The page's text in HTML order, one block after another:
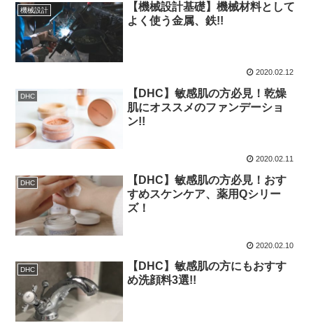
機械設計
【機械設計基礎】機械材料として
よく使う金属、鉄!!
2020.02.12
DHC
【DHC】敏感肌の方必見！乾燥
肌にオススメのファンデーショ
ン!!
2020.02.11
DHC
【DHC】敏感肌の方必見！おす
すめスケンケア、薬用Qシリー
ズ！
2020.02.10
DHC
【DHC】敏感肌の方にもおすす
め洗顔料3選!!